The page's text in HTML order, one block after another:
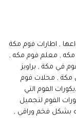
, اطارات فوم مكة
, معلم فوم مكه ,
في مكة , براويز
مكة , محلات فوم
الفوم التي
الفوم لتجميل
بشكل فخم وراقي ,